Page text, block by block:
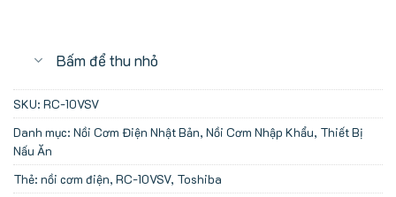
Bấm để thu nhỏ
SKU: RC-10VSV
Danh mục: Nồi Cơm Điện Nhật Bản, Nồi Cơm Nhập Khẩu, Thiết Bị
Nấu Ăn
Thẻ: nồi cơm điện, RC-10VSV, Toshiba